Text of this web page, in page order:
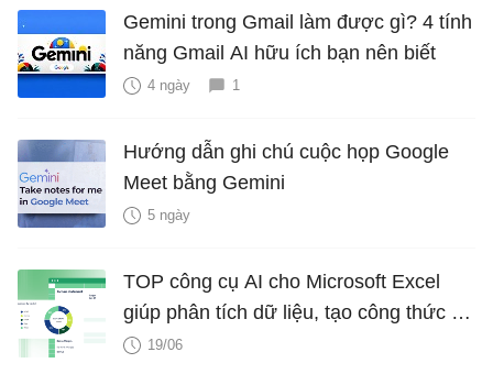
Gemini trong Gmail làm được gì? 4 tính
năng Gmail AI hữu ích bạn nên biết
4 ngày 1
Hướng dẫn ghi chú cuộc họp Google
Meet bằng Gemini
5 ngày
TOP công cụ AI cho Microsoft Excel
giúp phân tích dữ liệu, tạo công thức và
biểu đồ
19/06